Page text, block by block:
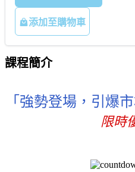
添加至購物車
課程簡介
「強勢登場，引爆
限時